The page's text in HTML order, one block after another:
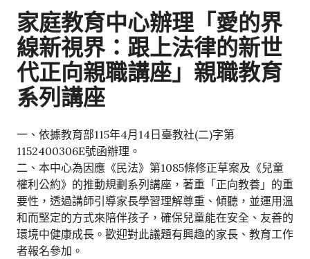
家庭教育中心辦理「愛的界
線新視界：跟上法律的新世
代正向親職講座」親職教育
系列講座
一、依據教育部115年4月14日臺教社(二)字第
1152400306E號函辦理。
二、本中心為因應《民法》第1085條修正草案及《兒童
權利公約》的推動規劃系列講座，著重「正向教養」的重
要性，透過講師引導家長學習理解尊重、傾聽，並運用溫
和而堅定的方式來陪伴孩子，確保兒童能在安全、友善的
環境中健康成長。歡迎對此議題有興趣的家長、教育工作
者報名參加。